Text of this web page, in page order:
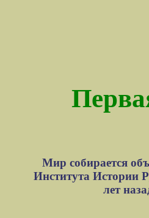
Мир собирается
Института Истории
лет